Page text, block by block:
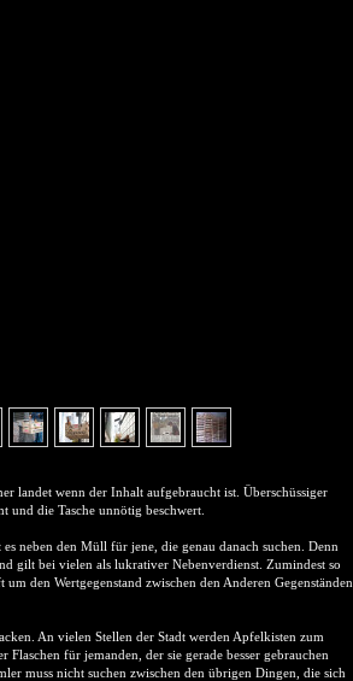
landet wenn der Inhalt aufgebraucht ist. Überschüssiger
und die Tasche unnötig beschwert.
neben den Müll für jene, die genau danach suchen. Denn
gilt bei vielen als lukrativer Nebenverdienst. Zumindest so
den Wertgegenstand zwischen den Anderen Gegenständen
An vielen Stellen der Stadt werden Apfelkisten zum
für jemanden, der sie gerade besser gebrauchen
muss nicht suchen zwischen den übrigen Dingen, die sich